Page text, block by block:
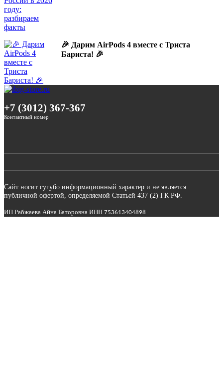
🎉 Дарим AirPods 4 вместе с Триста
Бариста! 🎉
+7 (3012) 367-367
Контактный номер
Сайт носит сугубо информационный характер и не является
публичной офертой, определяемой Статьей 437 (2) ГК РФ.
ИП Рабжаева Айна Баторовна ИНН 753613404898